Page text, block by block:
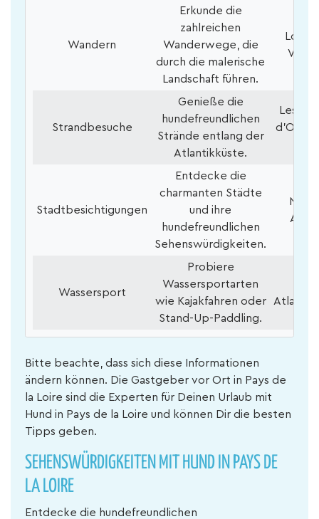
Wandern
Erkunde die
zahlreichen
Wanderwege, die
durch die malerische
Landschaft führen.
Loire-
Strandbesuche
Genieße die
hundefreundlichen
Strände entlang der
Atlantikküste.
Les
Stadtbesichtigungen
Entdecke die
charmanten Städte
und ihre
hundefreundlichen
Sehenswürdigkeiten.
Wassersport
Probiere
Wassersportarten
wie Kajakfahren oder
Stand-Up-Paddling.
Bitte beachte, dass sich diese Informationen
ändern können. Die Gastgeber vor Ort in Pays de
la Loire sind die Experten für Deinen Urlaub mit
Hund in Pays de la Loire und können Dir die besten
Tipps geben.
SEHENSWÜRDIGKEITEN MIT HUND IN PAYS DE
LA LOIRE
Entdecke die hundefreundlichen